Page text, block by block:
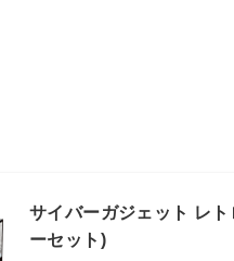
サイバーガジェット レ
ーセット)